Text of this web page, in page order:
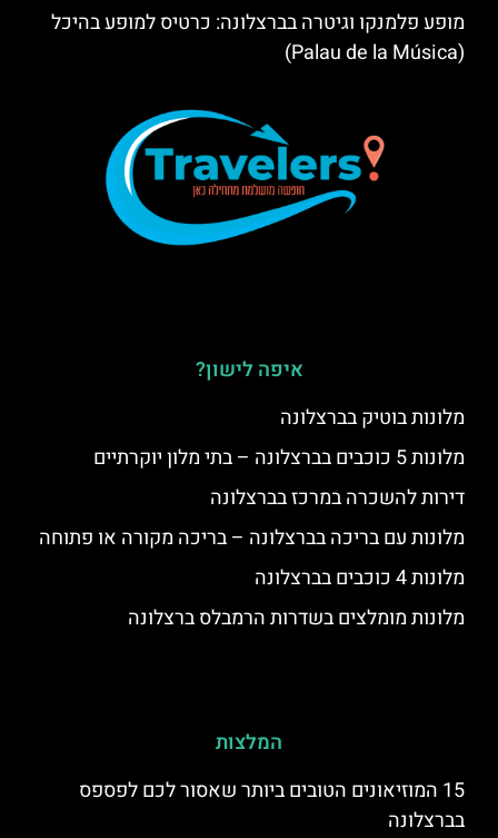
מופע פלמנקו וגיטרה בברצלונה: כרטיס למופע בהיכל
(Palau de la Música)
איפה לישון?
מלונות בוטיק בברצלונה
מלונות 5 כוכבים בברצלונה – בתי מלון יוקרתיים
דירות להשכרה במרכז בברצלונה
מלונות עם בריכה בברצלונה – בריכה מקורה או פתוחה
מלונות 4 כוכבים בברצלונה
מלונות מומלצים בשדרות הרמבלס ברצלונה
המלצות
15 המוזיאונים הטובים ביותר שאסור לכם לפספס
בברצלונה